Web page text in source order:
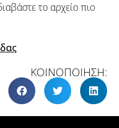
το αρχείο πιο
ΚΟΙΝΟΠΟΙΗΣΗ: